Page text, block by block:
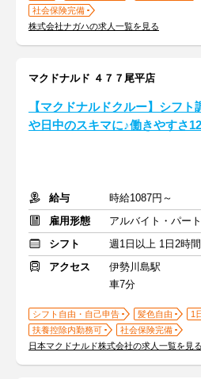
社会保険完備
株式会社ナガハの求人一覧を見る
マクドナルド ４７７尾平店
【マクドナルドクルー】シフ
や日中のスキマに♪働きやすさ
給与
時給1087円～
雇用形態
アルバイト・パート
シフト
週1日以上 1日2時
アクセス
伊勢川島駅
車7分
シフト自由・自己申告 髪色自由
1
扶養控除内勤務可
社会保険完備
日本マクドナルド株式会社の求人一覧を見る